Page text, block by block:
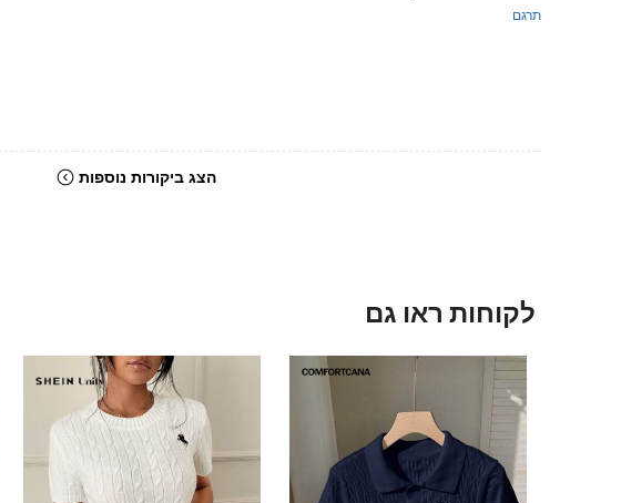
תרגם
הצג ביקורות נוספות
לקוחות ראו גם